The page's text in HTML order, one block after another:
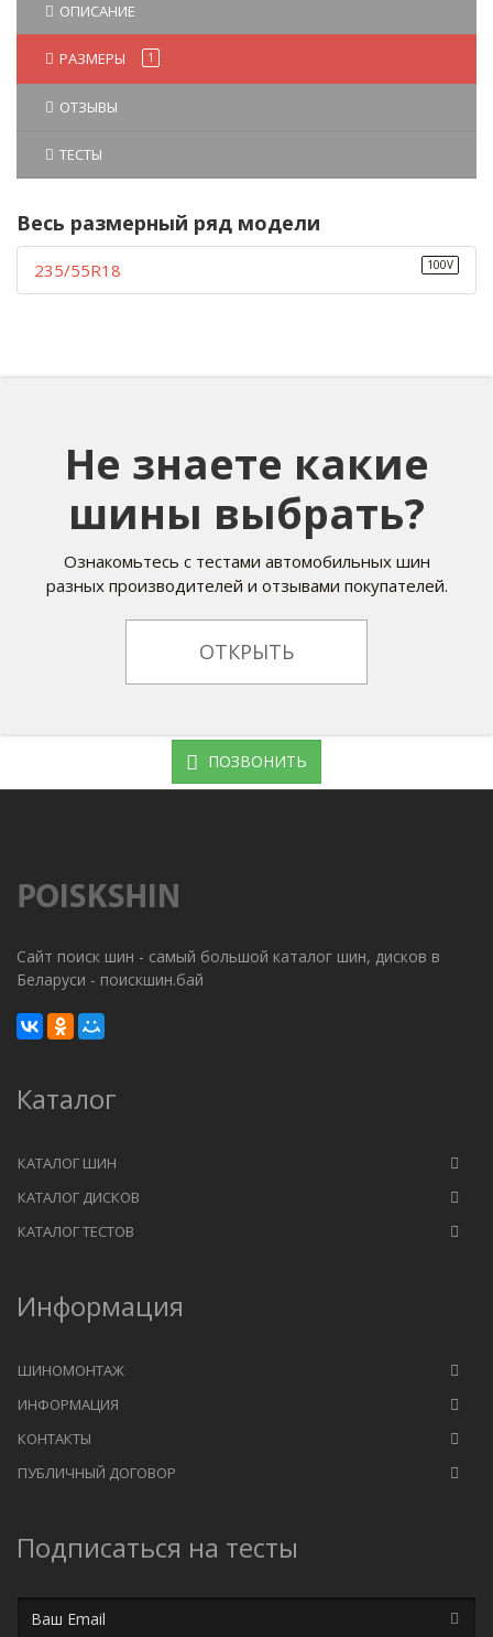
ОПИСАНИЕ
РАЗМЕРЫ 1
ОТЗЫВЫ
ТЕСТЫ
Весь размерный ряд модели
100V
235/55R18
Не знаете какие
шины выбрать?
Ознакомьтесь с тестами автомобильных шин
разных производителей и отзывами покупателей.
ОТКРЫТЬ
ПОЗВОНИТЬ
Сайт поиск шин - самый большой каталог шин, дисков в
Беларуси - поискшин.бай
Каталог
КАТАЛОГ ШИН
КАТАЛОГ ДИСКОВ
КАТАЛОГ ТЕСТОВ
Информация
ШИНОМОНТАЖ
ИНФОРМАЦИЯ
КОНТАКТЫ
ПУБЛИЧНЫЙ ДОГОВОР
Подписаться на тесты